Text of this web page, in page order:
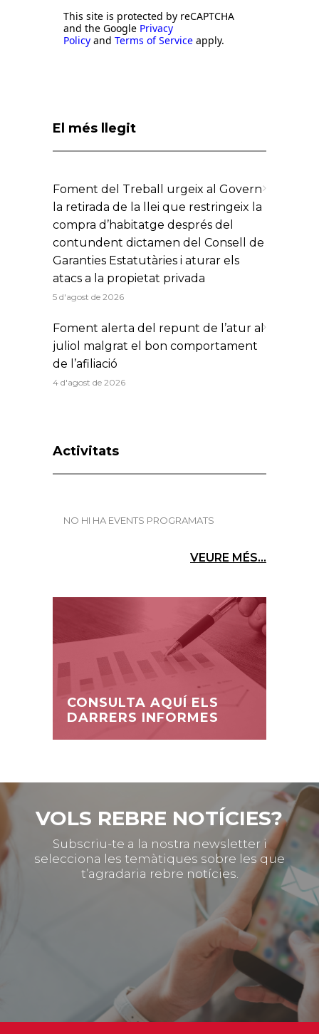
This site is protected by reCAPTCHA
and the Google Privacy
Policy and Terms of Service apply.
El més llegit
Foment del Treball urgeix al Govern
la retirada de la llei que restringeix la
compra d’habitatge després del
contundent dictamen del Consell de
Garanties Estatutàries i aturar els
atacs a la propietat privada
5 d'agost de 2026
Foment alerta del repunt de l’atur al
juliol malgrat el bon comportament
de l’afiliació
4 d'agost de 2026
Activitats
NO HI HA EVENTS PROGRAMATS
VEURE MÉS...
CONSULTA AQUÍ ELS
DARRERS INFORMES
VOLS REBRE NOTÍCIES?
Subscriu-te a la nostra newsletter i
selecciona les temàtiques sobre les que
t’agradaria rebre notícies.